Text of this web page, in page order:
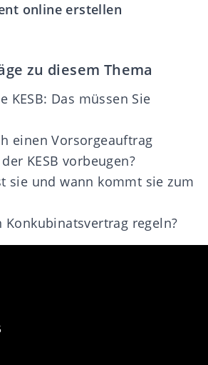
online erstellen
zu diesem Thema
KESB: Das müssen Sie
einen Vorsorgeauftrag
KESB vorbeugen?
sie und wann kommt sie zum
Konkubinatsvertrag regeln?